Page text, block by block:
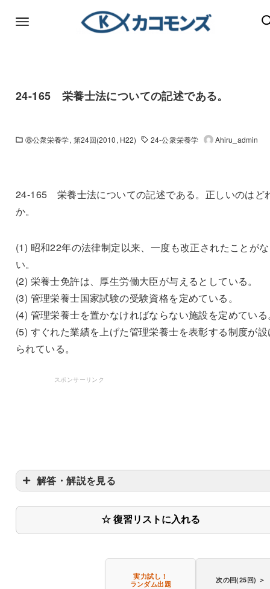
24-165 栄養士法についての記述である。
⑧公衆栄養学 第24回(2010, H22) 24-公衆栄養学 Ahiru_admin
24-165 栄養士法についての記述である。正しいのはど
か。
(1) 昭和22年の法律制定以来、一度も改正されたことがな
い。
(2) 栄養士免許は、厚生労働大臣が与えるとしている。
(3) 管理栄養士国家試験の受験資格を定めている。
(4) 管理栄養士を置かなければならない施設を定めてい
(5) すぐれた業績を上げた管理栄養士を表彰する制度が
られている。
スポンサーリンク
解答・解説を見る
☆ 復習リストに入れる
実力試し！
ランダム出題
次の回(25回) ＞